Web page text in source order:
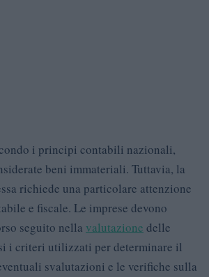
i principi contabili nazionali,
beni immateriali. Tuttavia, la
richiede una particolare attenzione
e fiscale. Le imprese devono
seguito nella valutazione delle
i criteri utilizzati per determinare il
svalutazioni e le verifiche sulla